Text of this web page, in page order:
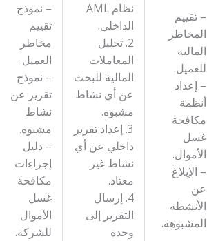
– تقييم
المخاطر
المالية
للعميل.
– إعداد
أنظمة
مكافحة
غسل
الأموال.
– الإبلاغ
عن
الأنشطة
المشبوهة.
نظام AML
الداخلي.
2. تحليل
المعاملات
المالية للبحث
عن أي نشاط
مشبوه.
3. إعداد تقرير
داخلي عن أي
نشاط غير
معتاد.
4. إرسال
التقرير إلى
وحدة
– نموذج
تقييم
مخاطر
العميل.
– نموذج
تقرير عن
نشاط
مشبوه.
– دليل
إجراءات
مكافحة
غسل
الأموال
للشركة.